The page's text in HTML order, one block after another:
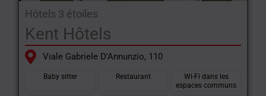
Hôtels 3 étoiles
Kent Hôtels
Viale Gabriele D'Annunzio, 110
Baby sitter Restaurant
Wi-Fi dans les
espaces communs